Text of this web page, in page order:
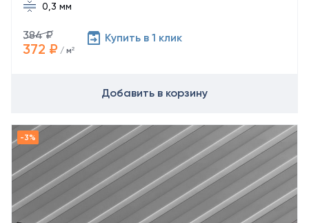
0,3 мм
384 ₽
372 ₽ / м²
Купить в 1 клик
Добавить в корзину